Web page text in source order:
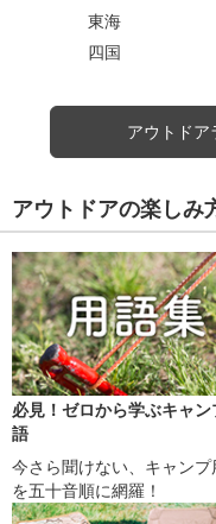
東海
四国
アウトドア
アウトドアの楽しみ
必見！ゼロから学ぶキャン
語
今さら聞けない、キャンプ
を五十音順に網羅！